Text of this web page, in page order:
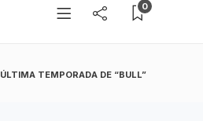
0
TEMPORADA DE “BULL”